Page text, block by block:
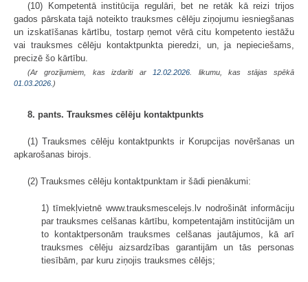
(10) Kompetentā institūcija regulāri, bet ne retāk kā reizi trijos
gados pārskata tajā noteikto trauksmes cēlēju ziņojumu iesniegšanas
un izskatīšanas kārtību, tostarp ņemot vērā citu kompetento iestāžu
vai trauksmes cēlēju kontaktpunkta pieredzi, un, ja nepieciešams,
precizē šo kārtību.
(Ar grozījumiem, kas izdarīti ar 12.02.2026 . likumu, kas stājas spēkā
01.03.2026. )
8. pants. Trauksmes cēlēju kontaktpunkts
(1) Trauksmes cēlēju kontaktpunkts ir Korupcijas novēršanas un
apkarošanas birojs.
(2) Trauksmes cēlēju kontaktpunktam ir šādi pienākumi:
1) tīmekļvietnē www.trauksmescelejs.lv nodrošināt informāciju
par trauksmes celšanas kārtību, kompetentajām institūcijām un
to kontaktpersonām trauksmes celšanas jautājumos, kā arī
trauksmes cēlēju aizsardzības garantijām un tās personas
tiesībām, par kuru ziņojis trauksmes cēlējs;